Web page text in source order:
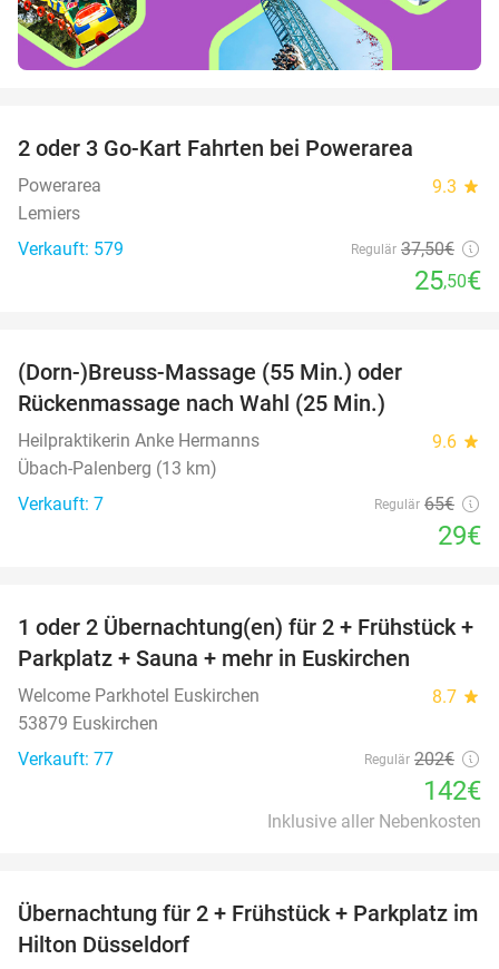
2 oder 3 Go-Kart Fahrten bei Powerarea
Powerarea 9.3 star
Lemiers
Verkauft: 579
Regulär 37,50€
25,50€
(Dorn-)Breuss-Massage (55 Min.) oder
Rückenmassage nach Wahl (25 Min.)
Heilpraktikerin Anke Hermanns 9.6 star
Übach-Palenberg (13 km)
Verkauft: 7
Regulär 65€
29€
30%
1 oder 2 Übernachtung(en) für 2 + Frühstück +
Parkplatz + Sauna + mehr in Euskirchen
Welcome Parkhotel Euskirchen 8.7 star
53879 Euskirchen
Verkauft: 77
Regulär 202€
142€
Inklusive aller Nebenkosten
63%
Übernachtung für 2 + Frühstück + Parkplatz im
Hilton Düsseldorf